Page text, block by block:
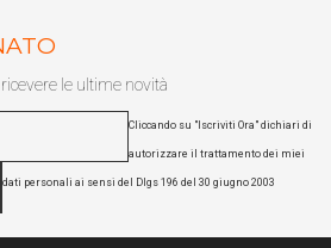
le ultime novità
Cliccando su "Iscriviti Ora" dichiari di
autorizzare il trattamento dei miei
dati personali ai sensi del Dlgs 196 del 30 giugno 2003